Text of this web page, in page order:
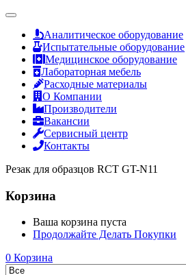
Аналитическое оборудование
Испытательные оборудование
Медицинское оборудование
Лабораторная мебель
Расходные материалы
О Компании
Производители
Вакансии
Сервисный центр
Контакты
Резак для образцов RCT GT-N11
Корзина
Ваша корзина пуста
Продолжайте Делать Покупки
0 Корзина